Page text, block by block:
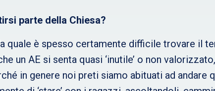
parte della Chiesa?
quale è spesso certamente difficile trovare il
un AE si senta quasi ‘inutile’ o non
in genere noi preti siamo abituati ad andare